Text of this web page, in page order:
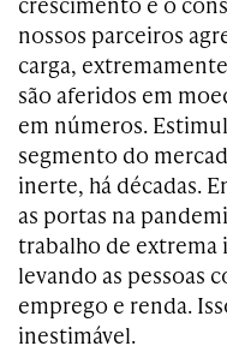
nossos parceiros
carga,
são aferidos em
em números.
segmento do
inerte, há décadas.
as portas na
trabalho de
levando as pessoas
emprego e renda.
inestimável.